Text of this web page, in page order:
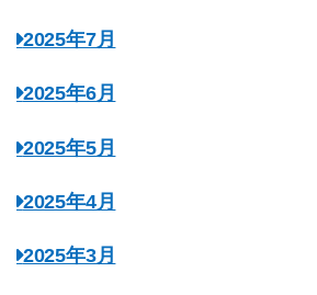
2025年7月
2025年6月
2025年5月
2025年4月
2025年3月